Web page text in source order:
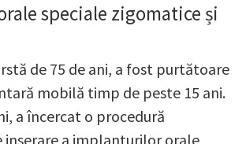
speciale zigomatice și
de 75 de ani, a fost purtătoare
mobilă timp de peste 15 ani.
a încercat o procedură
inserare a implanturilor orale